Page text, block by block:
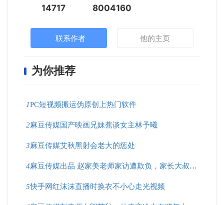
14717 8004160
联系作者 他的主页
为你推荐
1PC短视频搬运伪原创上热门软件
2麻豆传媒国产映画兄妹蕉谈女主林予曦
3麻豆传媒艾秋黑射会老大的惩处
4麻豆传媒出品 赵家美老师家访遭欺负，家长大叔好凶猛！
5快手网红沫沫直播时换衣不小心走光视频